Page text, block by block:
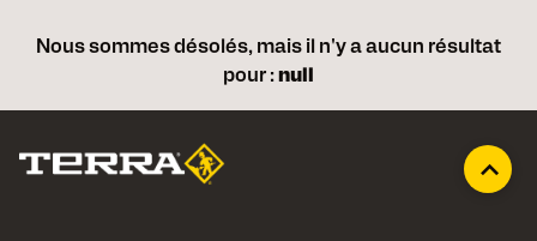
Nous sommes désolés, mais il n'y a aucun résultat
pour :null